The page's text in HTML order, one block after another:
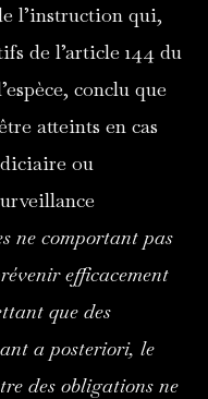
l’instruction qui,
de l’article 144 du
conclu que
atteints en cas
ou
ne comportant pas
efficacement
que des
a posteriori, le
des obligations ne